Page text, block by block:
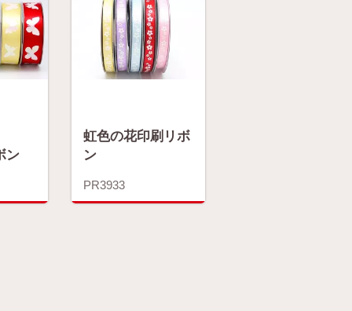
ン
虹色の花印刷リボ
ン
PR3933